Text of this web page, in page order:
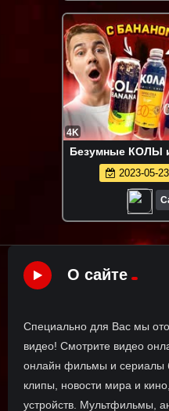
4K
Безумные КОЛЫ
2023-05-
О сайте
Специально для Вас мы
видео! Смотрите видео
онлайн фильмы и сериалы
клипы, новости мира и
устройств. Мультфильмы,